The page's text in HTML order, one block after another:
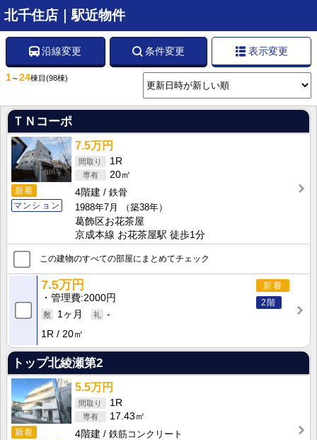
北千住店｜駅近物件
沿線変更 条件変更 表示変更
1～24棟目 (98棟)
ＴＮコーポ
新着
マンション
7.5万円
1R
20㎡
4階建
鉄骨
1988年7月
（築38年）
葛飾区お花茶屋
京成本線 お花茶屋駅 徒歩1分
この建物のすべての部屋にまとめてチェック
新着
2階
7.5万円
管理費 2000円
1ヶ月
-
1R
20㎡
トップ北綾瀬第2
新着
5.5万円
1R
17.43㎡
4階建
鉄筋コンクリート